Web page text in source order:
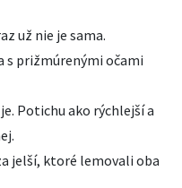
už nie je sama.
s prižmúrenými očami
Potichu ako rýchlejší a
jelší, ktoré lemovali oba